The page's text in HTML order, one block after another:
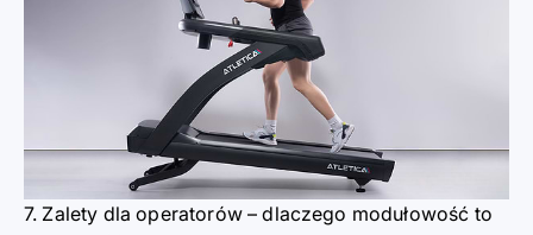
7. Zalety dla operatorów–dlaczego modułowość to